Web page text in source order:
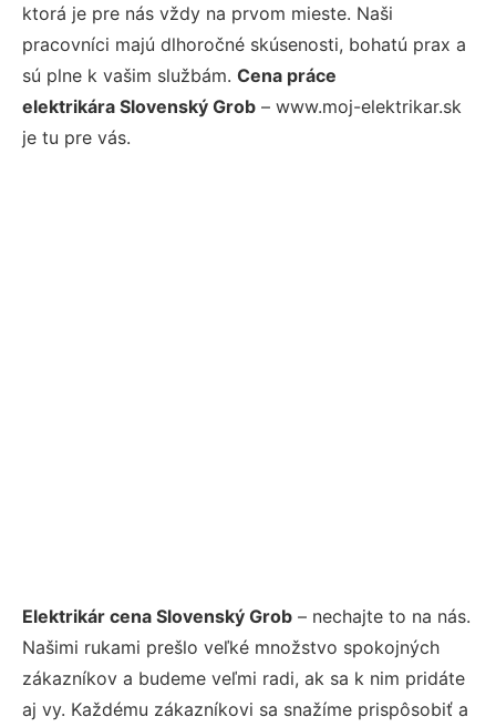
ktorá je pre nás vždy na prvom mieste. Naši
pracovníci majú dlhoročné skúsenosti, bohatú prax a
sú plne k vašim službám. Cena práce
elektrikára Slovenský Grob – www.moj-elektrikar.sk
je tu pre vás.
Elektrikár cena Slovenský Grob – nechajte to na nás.
Našimi rukami prešlo veľké množstvo spokojných
zákazníkov a budeme veľmi radi, ak sa k nim pridáte
aj vy. Každému zákazníkovi sa snažíme prispôsobiť a